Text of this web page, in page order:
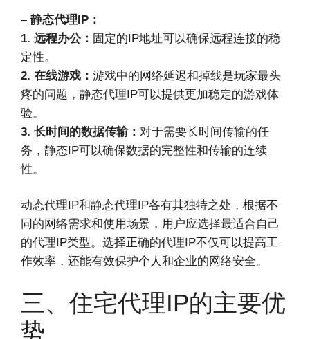
– 静态代理IP：
1. 远程办公： 固定的IP地址可以确保远程连接的稳
定性。
2. 在线游戏： 游戏中的网络延迟和掉线是玩家最头
疼的问题，静态代理IP可以提供更加稳定的游戏体
验。
3. 长时间的数据传输： 对于需要长时间传输的任
务，静态IP可以确保数据的完整性和传输的连续
性。
动态代理IP和静态代理IP各有其独特之处，根据不
同的网络需求和使用场景，用户应选择最适合自己
的代理IP类型。选择正确的代理IP不仅可以提高工
作效率，还能有效保护个人和企业的网络安全。
三、住宅代理IP的主要优
势